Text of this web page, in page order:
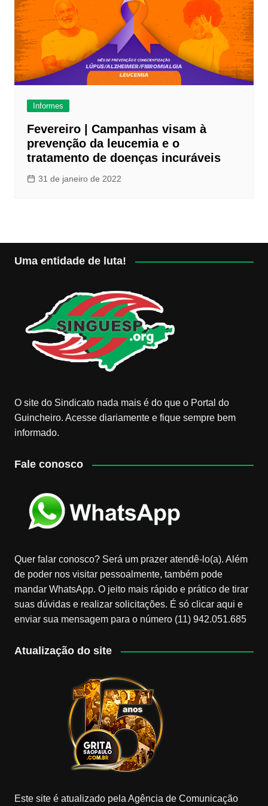
Informes
Fevereiro | Campanhas visam à
prevenção da leucemia e o
tratamento de doenças incuráveis
31 de janeiro de 2022
Uma entidade de luta!
O site do Sindicato nada mais é do que o Portal do
Guincheiro. Acesse diariamente e fique sempre bem
informado.
Fale conosco
Quer falar conosco? Será um prazer atendê-lo(a). Além
de poder nos visitar pessoalmente, também pode
mandar WhatsApp. O jeito mais rápido e prático de tirar
suas dúvidas e realizar solicitações. É só clicar aqui e
enviar sua mensagem para o número (11) 942.051.685
Atualização do site
Este site é atualizado pela Agência de Comunicação